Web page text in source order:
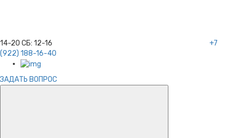
14-20 СБ: 12-16
+7
(922) 188-16-40
ЗАДАТЬ ВОПРОС